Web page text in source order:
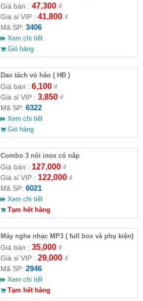
Giá bán : 47,300₫
Giá sỉ VIP : 41,800₫
Mã SP: 3406
Xem chi tiết
Giỏ hàng
Dao tách vỏ hào ( HĐ )
Giá bán : 6,100₫
Giá sỉ VIP : 3,850₫
Mã SP: 6322
Xem chi tiết
Giỏ hàng
Combo 3 nồi inox có nắp
Giá bán : 127,000₫
Giá sỉ VIP : 122,000₫
Mã SP: 6021
Xem chi tiết
Tạm hết hàng
Máy nghe nhạc MP3 ( full box và phụ kiện)
Giá bán : 35,000₫
Giá sỉ VIP : 29,000₫
Mã SP: 2946
Xem chi tiết
Tạm hết hàng